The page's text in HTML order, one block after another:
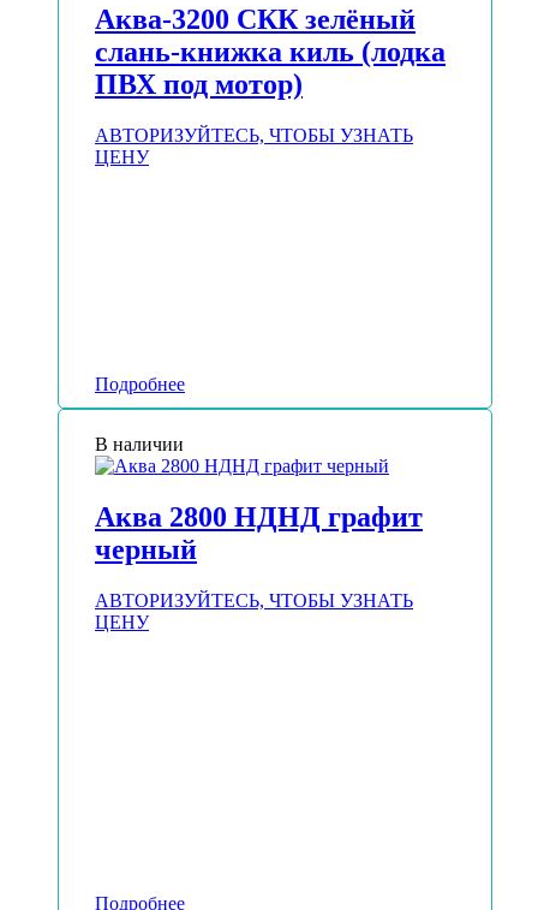
Аква-3200 СКК зелёный
слань-книжка киль (лодка
ПВХ под мотор)
АВТОРИЗУЙТЕСЬ, ЧТОБЫ УЗНАТЬ
ЦЕНУ
Подробнее
В наличии
Аква 2800 НДНД графит
черный
АВТОРИЗУЙТЕСЬ, ЧТОБЫ УЗНАТЬ
ЦЕНУ
Подробнее